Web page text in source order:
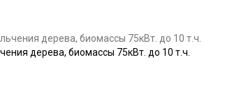
дерева, биомассы 75кВт. до 10 т.ч.